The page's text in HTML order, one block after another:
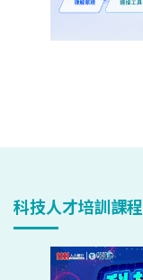
科技人才培訓課程